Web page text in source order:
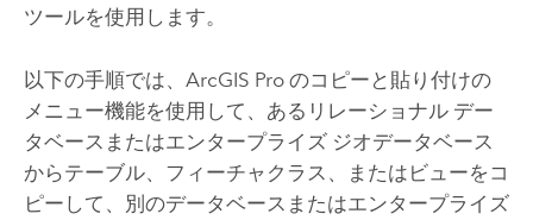
ツールを使用します。
以下の手順では、 ArcGIS Proのコピーと貼り付けの
メニュー機能を使用して、あるリレーショナル デー
タベースまたはエンタープライズ ジオデータベース
からテーブル、フィーチャクラス、またはビューをコ
ピーして、別のデータベースまたはエンタープライズ